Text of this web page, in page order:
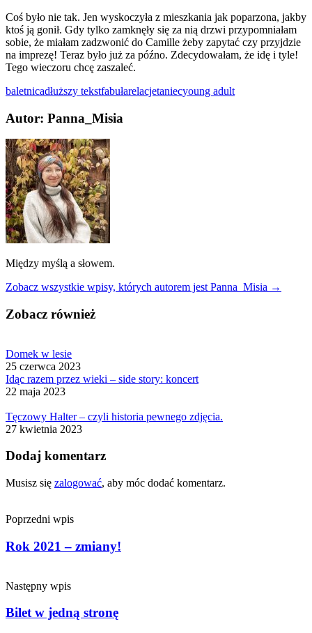
Coś było nie tak. Jen wyskoczyła z mieszkania jak poparzona, jakby
ktoś ją gonił. Gdy tylko zamknęły się za nią drzwi przypomniałam
sobie, że miałam zadzwonić do Camille żeby zapytać czy przyjdzie
na imprezę! Teraz było już za późno. Zdecydowałam, że idę i tyle!
Tego wieczoru chcę zaszaleć.
baletnicadłuższy tekstfabułarelacjetaniecyoung adult
Autor: Panna_Misia
Między myślą a słowem.
Zobacz wszystkie wpisy, których autorem jest Panna_Misia →
Zobacz również
Domek w lesie
25 czerwca 2023
Idąc razem przez wieki – side story: koncert
22 maja 2023
Tęczowy Halter – czyli historia pewnego zdjęcia.
27 kwietnia 2023
Dodaj komentarz
Musisz się zalogować, aby móc dodać komentarz.
Poprzedni wpis
Rok 2021 – zmiany!
Następny wpis
Bilet w jedną stronę